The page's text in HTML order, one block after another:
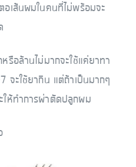
อเส้นผมในคนที่ไม่พร้อมจะ
รือล้านไม่มากจะใช้แค่ยาทา
จะใช้ยากิน แต่ถ้าเป็นมากๆ
ให้ทำการผ่าตัดปลูกผม